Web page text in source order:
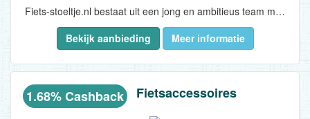
Fiets-stoeltje.nl bestaat uit een jong en ambitieus team met een passie voor fietsen, fietsstoeltjes en fietsonderdelen. Totaal met meer dan 20 jaar ervaring in de fietsen branche...
Bekijk aanbieding
Meer informatie
1.68% Cashback Fietsaccessoires